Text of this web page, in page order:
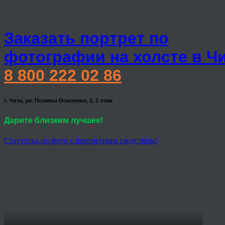
Заказать портрет по
фотографии на холсте в
8 800 222 02 86
г. Чита, ул. Полины Осипенко, 2, 1 этаж
Дарите близким лучшее!
Статуэтка по фото с портретным сходством!